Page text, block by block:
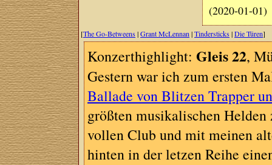
(2020-01-01)
[The Go-Betweens|Grant McLennan |Tindersticks|Die Türen]
Konzerthighlight: Gleis 22,
Gestern war ich zum ersten
Ballade von Blitzen Trapper
größten musikalischen Helden
vollen Club und mit meinen
hinten in der letzen Reihe